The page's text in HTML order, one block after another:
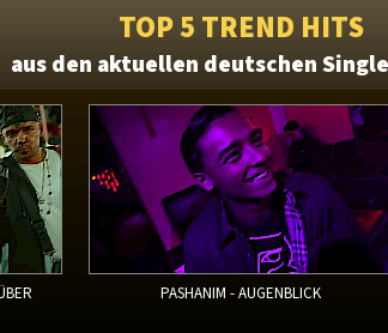
TOP 5 TREND HITS
aus den aktuellen deutschen
PASHANIM - AUGENBLICK